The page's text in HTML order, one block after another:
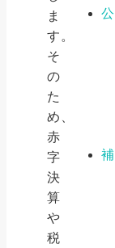
ま
す。
そ
の
た
め、
赤
字
決
算
や
税